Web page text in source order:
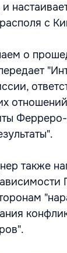
с
о
также